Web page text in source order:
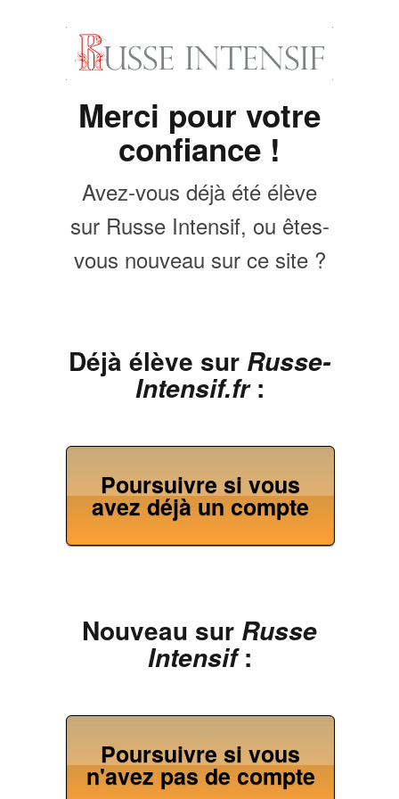
Merci pour votre
confiance !
Avez-vous déjà été élève
sur Russe Intensif, ou êtes-
vous nouveau sur ce site ?
Déjà élève sur Russe-
Intensif.fr:
Poursuivre si vous
avez déjà un compte
Nouveau sur Russe
Intensif:
Poursuivre si vous
n'avez pas de compte